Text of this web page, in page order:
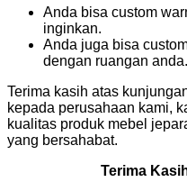
Anda bisa custom
inginkan.
Anda juga bisa
dengan ruangan anda.
Terima kasih atas
kepada perusahaan kami,
kualitas produk mebel
yang bersahabat.
Terima